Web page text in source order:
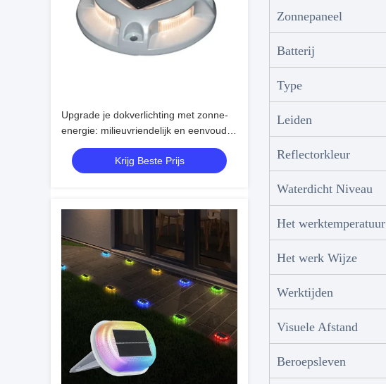
Upgrade je dokverlichting met zonne-
energie: milieuvriendelijk en eenvoudig
te installeren
Krijg Beste Prijs
Zonnepaneel
Batterij
Type
Leiden
Reflectorkleur
Waterdicht Niveau
Het werktemperatuur
Het werk Wijze
Werktijden
Visuele Afstand
Beroepsleven